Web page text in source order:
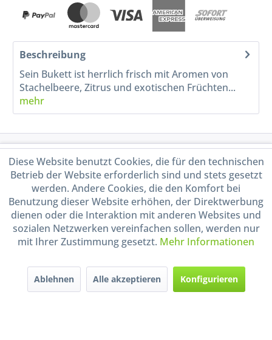
Beschreibung
Sein Bukett ist herrlich frisch mit Aromen von
Stachelbeere, Zitrus und exotischen Früchten...
mehr
Service Hotline
Shop Service
Informationen
Handel mit BIO-Weinen
durch DE-ÖKO-009
Diese Website benutzt Cookies, die für den technischen
Betrieb der Website erforderlich sind und stets gesetzt
werden. Andere Cookies, die den Komfort bei
Benutzung dieser Website erhöhen, der Direktwerbung
dienen oder die Interaktion mit anderen Websites und
sozialen Netzwerken vereinfachen sollen, werden nur
mit Ihrer Zustimmung gesetzt. Mehr Informationen
Ablehnen Alle akzeptieren Konfigurieren